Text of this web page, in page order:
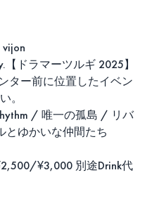
ドラマーツルギ 2025】
ター前に位置したイベン
。
/ 唯一の孤島 / リバ
ゆかいな仲間たち
¥3,000 別途Drink代